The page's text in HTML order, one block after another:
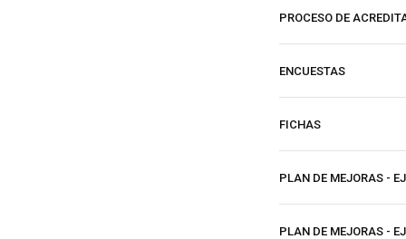
PROCESO DE
ENCUESTAS
FICHAS
PLAN DE MEJORAS -
PLAN DE MEJORAS -